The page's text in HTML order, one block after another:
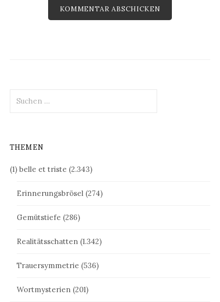
nach:
THEMEN
(1) belle et triste (2.343)
Erinnerungsbrösel (274)
Gemütstiefe (286)
Realitätsschatten (1.342)
Trauersymmetrie (536)
Wortmysterien (201)